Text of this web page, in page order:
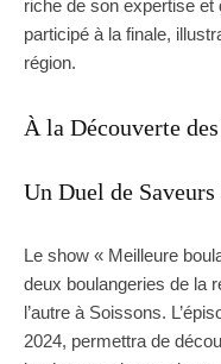
riche de son expertise et
participé à la finale,
région.
À la Découverte
Un Duel de
Le show « Meilleure
deux boulangeries de la
l’autre à Soissons.
2024, permettra de